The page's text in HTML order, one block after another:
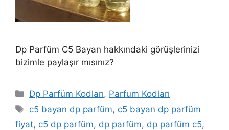
Dp Parfüm C5 Bayan hakkındaki görüşlerinizi
bizimle paylaşır mısınız?
Kategoriler
Dp Parfüm Kodları, Parfum Kodları
Etiketler
c5 bayan dp parfüm, c5 bayan dp parfüm
fiyat, c5 dp parfüm, dp parfüm, dp parfüm c5,